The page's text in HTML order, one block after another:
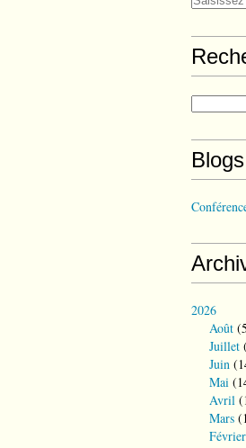
2026
Août
Juillet
Juin
Mai
Avril
Mars
Février